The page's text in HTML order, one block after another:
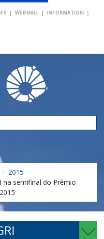
| WEBMAIL | INFORMATION |
2015
na semifinal do Prêmio